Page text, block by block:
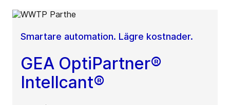
Smartare automation. Lägre kostnader.
GEA OptiPartner®
Intellcant®